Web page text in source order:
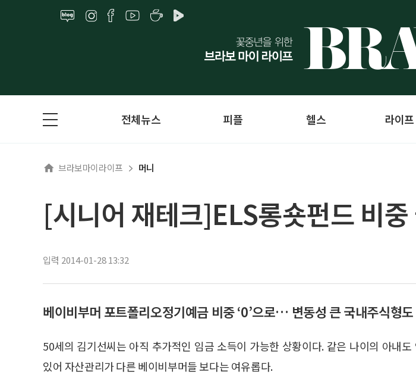
전체뉴스 피플 헬스 라이프
브라보마이라이프 머니
[시니어 재테크]ELS롱숏펀드 비
입력 2014-01-28 13:32
베이비부머 포트폴리오정기예금 비중 ‘0’으로… 변동성 큰 국내주식형
50세의 김기선씨는 아직 추가적인 임금 소득이 가능한 상황이다. 같은 나이의 아내
있어 자산관리가 다른 베이비부머들 보다는 여유롭다.